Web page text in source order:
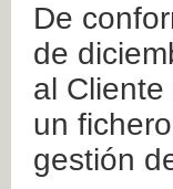
De
de
al
un
gestión